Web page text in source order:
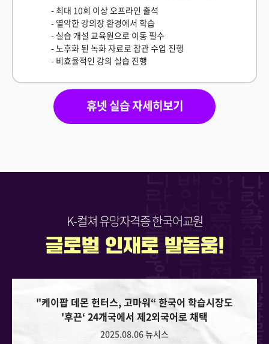
- 최대 10회 이상 오프라인 출석
- 열악한 강의장 환경에서 학습
- 실습 개설 교육원으로 이동 필수
- 노후화 된 녹화 자료로 참관 수업 진행
- 비효율적인 강의 실습 진행
휴넷 실습 자세히보기
K-컬쳐 유망자격증 한국어교원
글로벌 '한국어 배우기' 열풍...교육업계, 해외진출
가속화
2025.05.21 한스경제
“한국어만 잘해도 먹고 살겠는데?” BTS, 케데헌 K컬처
열풍에 교육 인프라도 급증
한류열풍 타고 ‘한국어’가 뜬다 전세계적으로 한국어
"케이팝 데몬 헌터스, 고마워“ 한국어 학습시장도
2025.08.06 뉴시스
"K콘텐츠 제대로 즐기자"…남미·유럽서도 한국어